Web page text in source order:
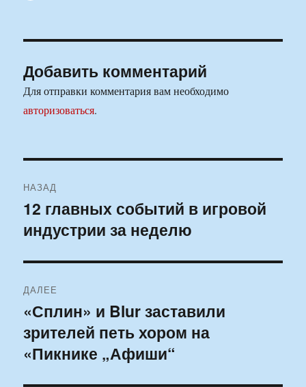
Добавить комментарий
Для отправки комментария вам необходимо
авторизоваться.
по
записям
НАЗАД
Предыдущая
запись:
12 главных событий в игровой
индустрии за неделю
ДАЛЕЕ
Следующая
запись:
«Сплин» и Blur заставили
зрителей петь хором на
«Пикнике „Афиши“